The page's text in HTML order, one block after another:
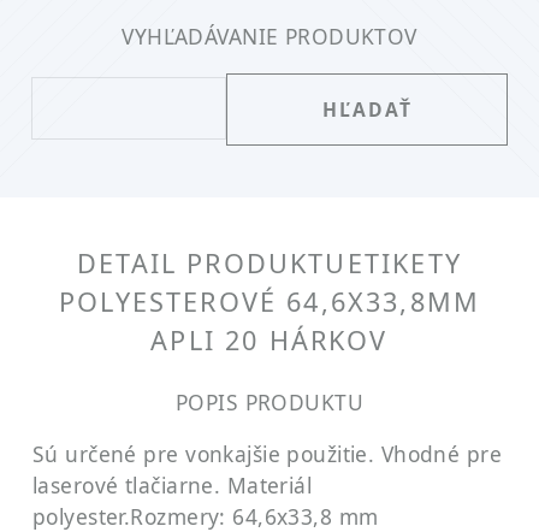
VYHĽADÁVANIE PRODUKTOV
DETAIL PRODUKTU ETIKETY
POLYESTEROVÉ 64,6X33,8MM
APLI 20 HÁRKOV
POPIS PRODUKTU
Sú určené pre vonkajšie použitie. Vhodné pre
laserové tlačiarne. Materiál
polyester.Rozmery: 64,6x33,8 mm